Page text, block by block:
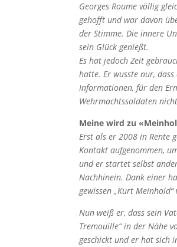
Georges Roume völlig
gehofft und war davon
der Stimme. Die innere
sein Glück genießt.
Es hat jedoch Zeit
hatte. Er wusste nur,
Informationen, für den
Wehrmachtssoldaten
Meine wird zu
Erst als er 2008 in Rente
Kontakt aufgenommen,
und er startet selbst
Nachhinein. Dank einer
gewissen „Kurt
Nun weiß er, dass sein
Tremouille“ in der Nähe
geschickt und er hat sich